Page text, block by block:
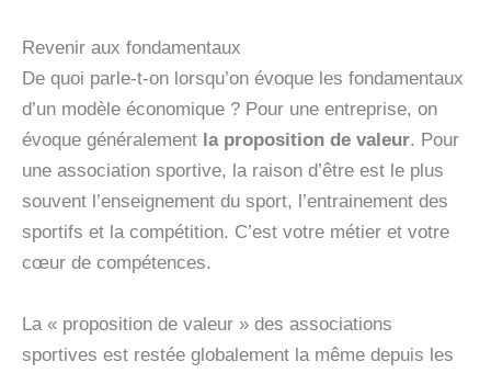
Revenir aux fondamentaux
De quoi parle-t-on lorsqu’on évoque les fondamentaux
d’un modèle économique ? Pour une entreprise, on
évoque généralement la proposition de valeur. Pour
une association sportive, la raison d’être est le plus
souvent l’enseignement du sport, l’entrainement des
sportifs et la compétition. C’est votre métier et votre
cœur de compétences.
La « proposition de valeur » des associations
sportives est restée globalement la même depuis les